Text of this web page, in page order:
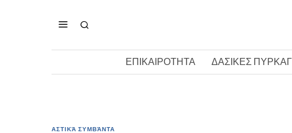
ΕΠΙΚΑΙΡΟΤΗΤΑ ΔΑΣΙΚΕΣ
ΑΣΤΙΚΆ ΣΥΜΒΆΝΤΑ